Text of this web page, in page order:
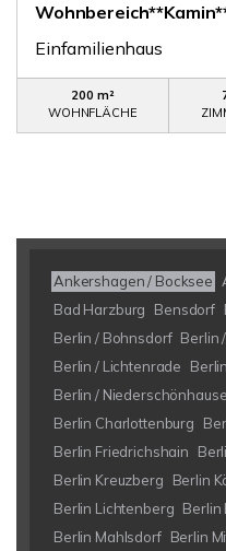
Einfamilienhaus
200 m²
WOHNFLÄCHE
Ankershagen / Bocksee
Bad Harzburg
Bensdorf
Berlin / Bohnsdorf Berlin
Berlin / Lichtenrade
Berlin /
Berlin Charlottenburg
Berlin Friedrichshain
Berlin Kreuzberg
Berlin
Berlin Lichtenberg Berlin
Berlin Mahlsdorf Berlin